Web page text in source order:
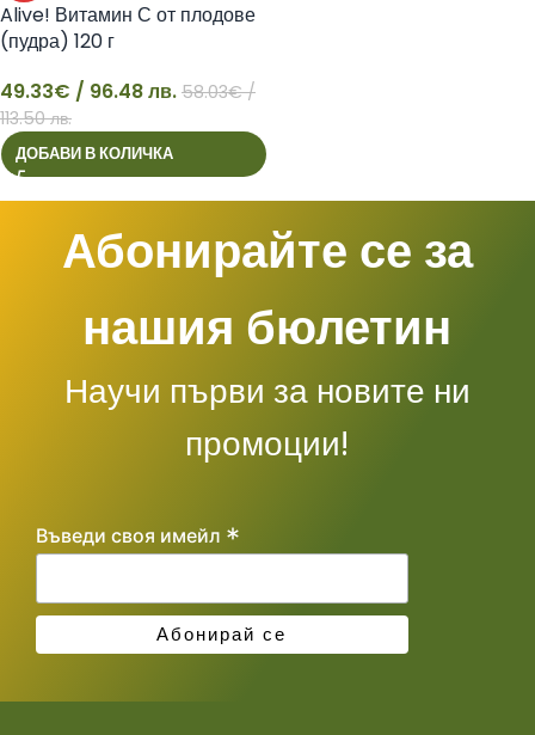
49
Alive! Витамин С от плодове
(пудра) 120 г
49.33€ / 96.48 лв. 58.03€/
113.50 лв.
ДОБАВИ В КОЛИЧКА
Абонирайте се за
нашия бюлетин
Научи първи за новите ни
промоции!
Въведи своя имейл *